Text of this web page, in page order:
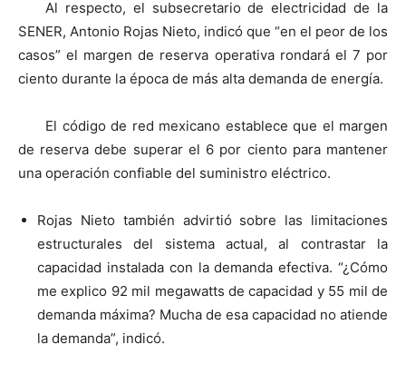
Al respecto, el subsecretario de electricidad de la
SENER, Antonio Rojas Nieto, indicó que “en el peor de los
casos” el margen de reserva operativa rondará el 7 por
ciento durante la época de más alta demanda de energía.
El código de red mexicano establece que el margen
de reserva debe superar el 6 por ciento para mantener
una operación confiable del suministro eléctrico.
Rojas Nieto también advirtió sobre las limitaciones
estructurales del sistema actual, al contrastar la
capacidad instalada con la demanda efectiva. “¿Cómo
me explico 92 mil megawatts de capacidad y 55 mil de
demanda máxima? Mucha de esa capacidad no atiende
la demanda”, indicó.